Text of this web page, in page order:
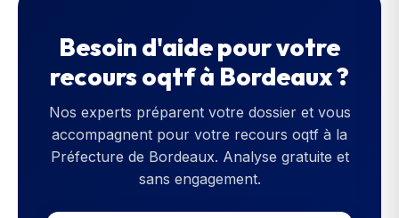
Besoin d'aide pour votre
recours oqtfà Bordeaux?
Nos experts préparent votre dossier et vous
accompagnent pour votre recours oqtf à la
Préfecture de Bordeaux. Analyse gratuite et
sans engagement.